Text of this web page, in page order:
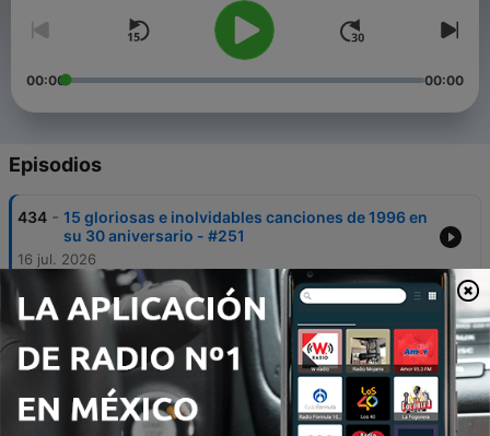
00:00 00:00
Episodios
434 - 15 gloriosas e inolvidables canciones de 1996 en
su 30 aniversario - #251
16 jul. 2026
433 -
17 canciones de 2026 para refrescar un verano
caluroso en el exilio cósmico - #250
09 jul. 2026
El espectáculo de la vida y los REM en 1986 por
40 aniversario - #249